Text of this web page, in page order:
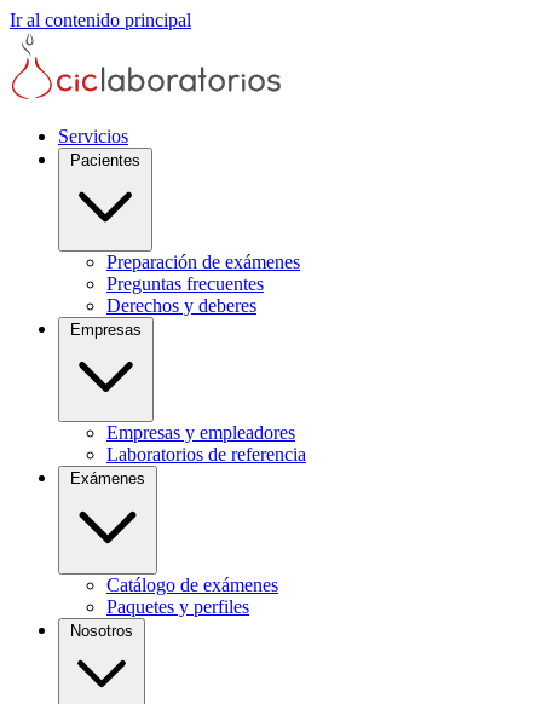
Ir al contenido principal
Servicios
Preparación de exámenes
Preguntas frecuentes
Derechos y deberes
Empresas y empleadores
Laboratorios de referencia
Catálogo de exámenes
Paquetes y perfiles